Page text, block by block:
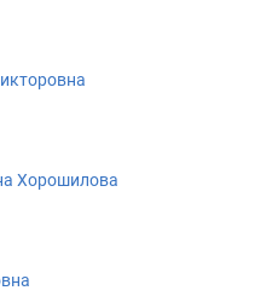
Хорошилова